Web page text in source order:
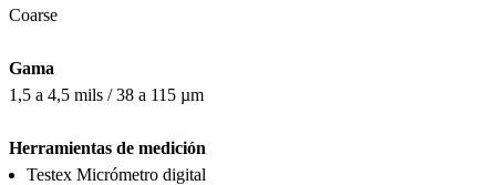
Coarse
Gama
1,5 a 4,5 mils / 38 a 115 µm
Herramientas de medición
Testex Micrómetro digital